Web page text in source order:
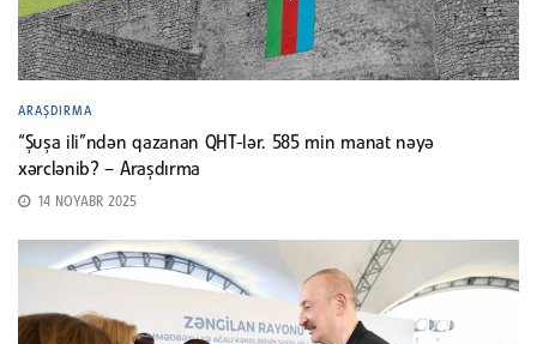
ARAŞDIRMA
“Şuşa ili”ndən qazanan QHT-lər. 585 min manat nəyə
xərclənib? – Araşdırma
14 NOYABR 2025